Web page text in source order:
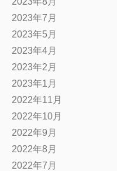
2023年7月
2023年5月
2023年4月
2023年2月
2023年1月
2022年11月
2022年10月
2022年9月
2022年8月
2022年7月